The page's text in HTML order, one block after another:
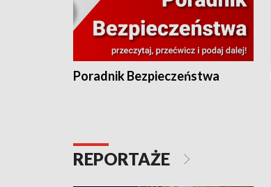
Poradnik Bezpieczeństwa
REPORTAŻE